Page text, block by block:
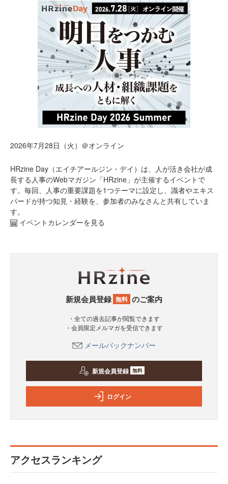
2026年7月28日（火）＠オンライン
HRzine Day（エイチアールジン・デイ）は、人が活き会社が成
長する人事のWebマガジン「HRzine」が主催するイベントで
す。毎回、人事の重要課題を1つテーマに設定し、識者やエキス
パードが持つ知見・経験を、参加者のみなさんと共有していま
す。
イベントカレンダーを見る
新規会員登録 無料 のご案内
・全ての過去記事が閲覧できます
・会員限定メルマガを受信できます
メールバックナンバー
新規会員登録 無料
ログイン
アクセスランキング